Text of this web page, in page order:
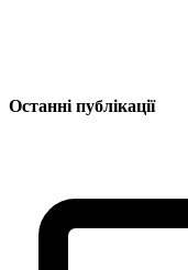
Останні публікації